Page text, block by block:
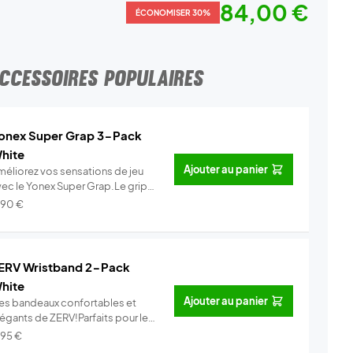
ÉCONOMISER 30% 84,00 €
POPULAIRES
Super Grap 3-Pack
vos sensations de jeu
le Yonex Super Grap.Le grip
Info
€
Ajouter au panier
Wristband 2-Pack
bandeaux confortables et
de ZERV!Parfaits pour le
Info
€
Ajouter au panier